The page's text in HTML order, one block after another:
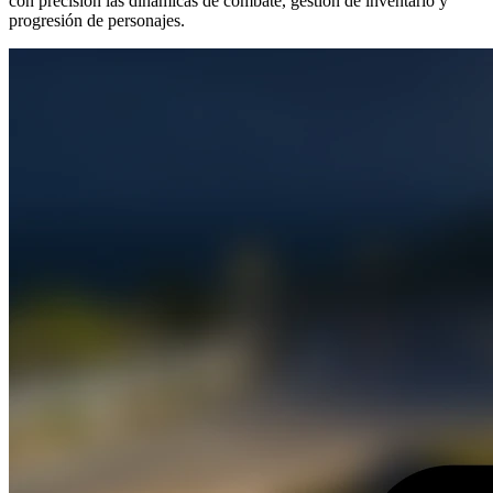
progresión de personajes.